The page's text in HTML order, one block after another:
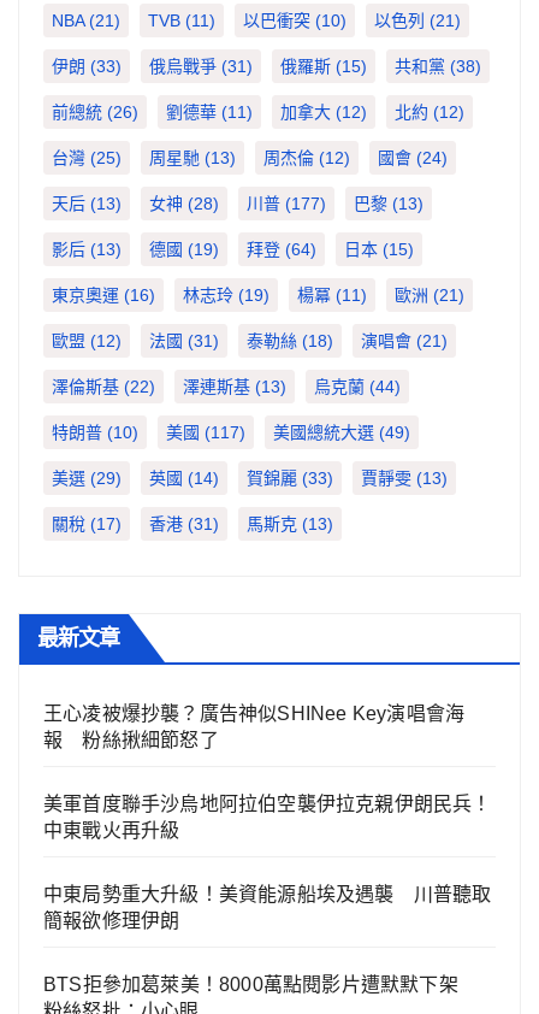
NBA(21) TVB (11) 以巴衝突 (10) 以色列 (21)
伊朗 (33) 俄烏戰爭 (31) 俄羅斯 (15) 共和黨 (38)
前總統 (26) 劉德華 (11) 加拿大 (12) 北約 (12)
台灣 (25) 周星馳 (13) 周杰倫 (12) 國會 (24)
天后 (13) 女神 (28) 川普 (177) 巴黎 (13)
影后 (13) 德國 (19) 拜登 (64) 日本 (15)
東京奧運 (16) 林志玲 (19) 楊冪 (11) 歐洲 (21)
歐盟 (12) 法國 (31) 泰勒絲 (18) 演唱會 (21)
澤倫斯基 (22) 澤連斯基 (13) 烏克蘭 (44)
特朗普 (10) 美國 (117) 美國總統大選 (49)
美選 (29) 英國 (14) 賀錦麗 (33) 賈靜雯 (13)
關稅 (17) 香港 (31) 馬斯克 (13)
最新文章
王心凌被爆抄襲？廣告神似SHINee Key演唱會海
報 粉絲揪細節怒了
美軍首度聯手沙烏地阿拉伯空襲伊拉克親伊朗民兵！
中東戰火再升級
中東局勢重大升級！美資能源船埃及遇襲 川普聽取
簡報欲修理伊朗
BTS拒參加葛萊美！8000萬點閱影片遭默默下架